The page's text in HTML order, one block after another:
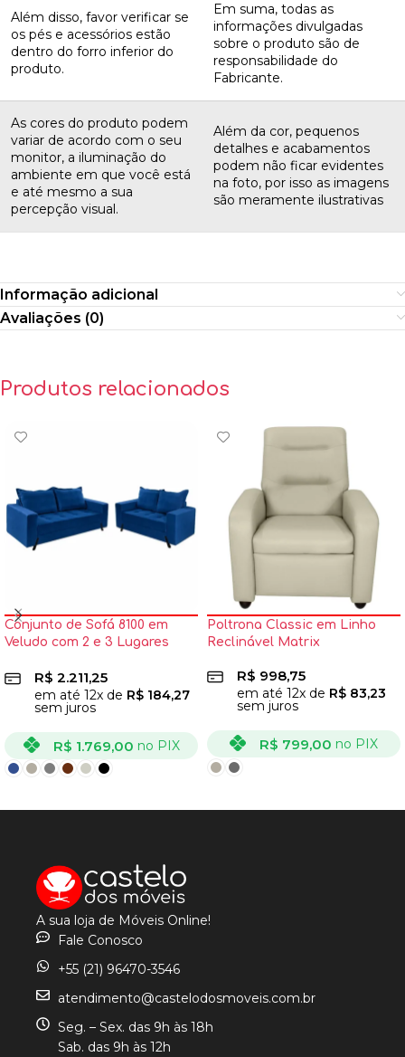
Além disso, favor verificar se
os pés e acessórios estão
dentro do forro inferior do
produto.
Em suma, todas as
informações divulgadas
sobre o produto são de
responsabilidade do
Fabricante.
As cores do produto podem
variar de acordo com o seu
monitor, a iluminação do
ambiente em que você está
e até mesmo a sua
percepção visual.
Além da cor, pequenos
detalhes e acabamentos
podem não ficar evidentes
na foto, por isso as imagens
são meramente ilustrativas
Informação adicional
Avaliações (0)
Produtos relacionados
Conjunto de Sofá 8100 em
Veludo com 2 e 3 Lugares
R$ 2.211,25
em até 12x de R$ 184,27
sem juros
R$ 1.769,00 no PIX
Poltrona Classic em Linho
Reclinável Matrix
R$ 998,75
em até 12x de R$ 83,23
sem juros
R$ 799,00 no PIX
A sua loja de Móveis Online!
Fale Conosco
+55 (21) 96470-3546
atendimento@castelodosmoveis.com.br
Seg. – Sex. das 9h às 18h
Sab. das 9h às 12h